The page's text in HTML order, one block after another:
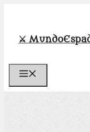
contenido
⚔️